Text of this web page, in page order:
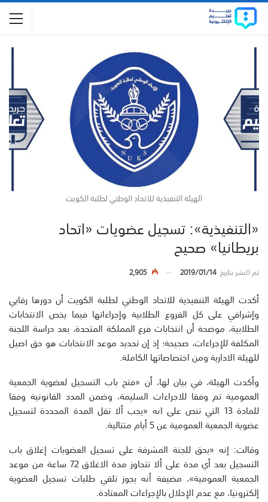
الهيئة التنفيذية للاتحاد الوطني لطلبة الكويت
«التنفيذية»: تسجيل عضويات «اتحاد
بريطانيا» صحيح
تم النشر بتاريخ2019/01/14
2,905
أكدت الهيئة التنفيذية للاتحاد الوطني لطلبة الكويت أن دورها رقابي
وإشرافي على كل الفروع الطلابية وإجراءاتها فيما يخص الانتخابات
الطلابية، موضحة أن انتخابات فرع المملكة المتحدة، بعد دراسة اللجنة
المكلفة للإجراءات، صحيحة؛ إذ إن تحديد موعد الانتخابات هو حق اصيل
للهيئة الادارية ومن اختصاصاتها الكاملة.
وأكدت الهيئة، في بيان لها، أن «فتح باب التسجيل لعضوية الجمعية
العمومية تم وفقا للاجراءات السليمة، وضمن المدد القانونية وفقا
للمادة 13 التي تنص على انه «يجب ألا تقل المدة المحددة لتسجيل
عضوية الجمعية العمومية عن 5 أيام متتالية.
وقالت: إنه «يحق للجنة المشرفة على تسجيل العضويات إغلاق باب
التسجيل بعد أي مدة على ألا تتجاوز مدة الاغلاق 72 ساعة من موعد
الجمعية العمومية»، مضيفة أنه يجوز تلقي طلبات تسجيل العضوية
إلكترونيا، مع عدم الإخلال بالإجراءات المعتادة.